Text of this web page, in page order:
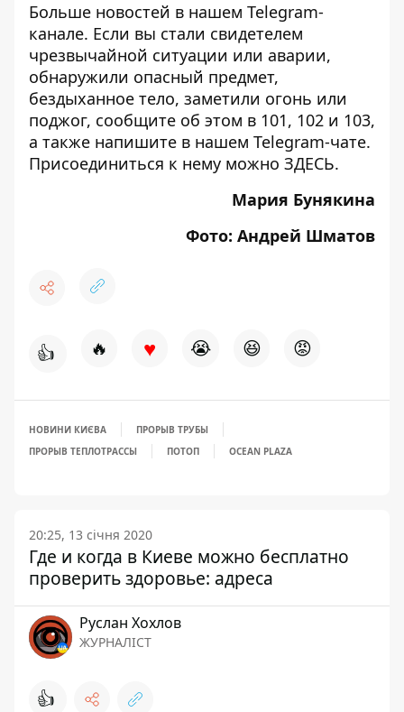
Больше новостей в нашем Telegram-
канале. Если вы стали свидетелем
чрезвычайной ситуации или аварии,
обнаружили опасный предмет,
бездыханное тело, заметили огонь или
поджог, сообщите об этом в 101, 102 и 103,
а также напишите в нашем Telegram-чате.
Присоединиться к нему можно ЗДЕСЬ.
Мария Бунякина
Фото: Андрей Шматов
👍 🔥 ♥ 😭 😆 😡
НОВИНИ КИЄВА
ПРОРЫВ ТРУБЫ
ПРОРЫВ ТЕПЛОТРАССЫ
ПОТОП OCEAN PLAZA
20:25, 13 січня 2020
Где и когда в Киеве можно бесплатно
проверить здоровье: адреса
Руслан Хохлов
ЖУРНАЛІСТ
👍